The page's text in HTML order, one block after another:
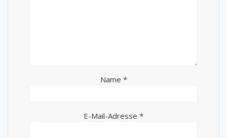
Name *
E-Mail-Adresse *